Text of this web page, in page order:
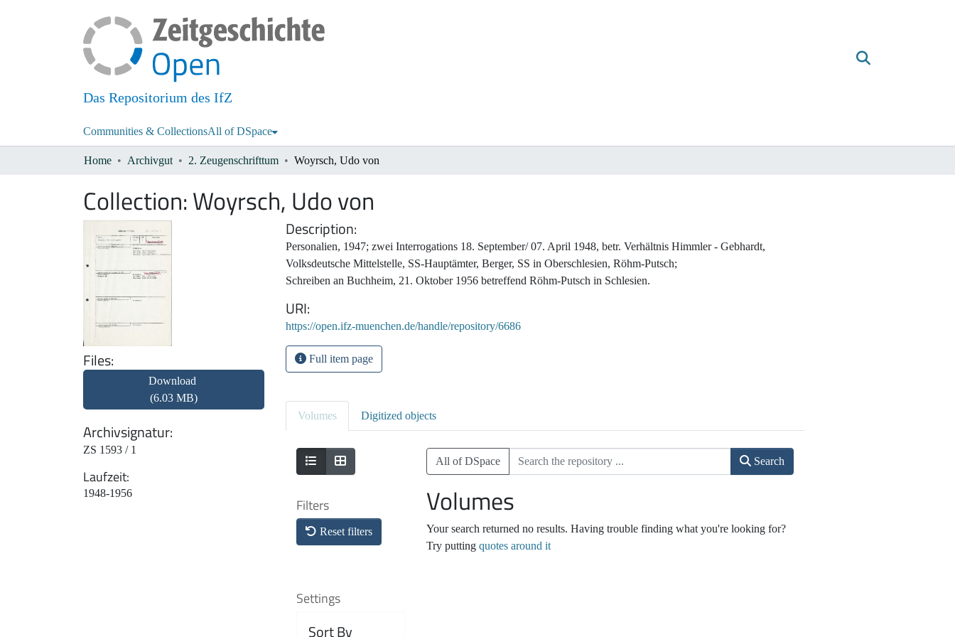
Das Repositorium des IfZ
Communities & CollectionsAll of DSpace
Home Archivgut 2. Zeugenschrifttum Woyrsch, Udo von
Collection:Woyrsch, Udo von
Files
Download
(6.03 MB)
Archivsignatur
ZS 1593 / 1
Laufzeit
1948-1956
Description
Personalien, 1947; zwei Interrogations 18. September/ 07. April 1948, betr. Verhältnis Himmler - Gebhardt,
Volksdeutsche Mittelstelle, SS-Hauptämter, Berger, SS in Oberschlesien, Röhm-Putsch;
Schreiben an Buchheim, 21. Oktober 1956 betreffend Röhm-Putsch in Schlesien.
URI
https://open.ifz-muenchen.de/handle/repository/6686
Full item page
Volumes Digitized objects
Filters
Reset filters
Settings
Sort By
All of DSpace Search
Volumes
Your search returned no results. Having trouble finding what you're looking for?
Try putting quotes around it